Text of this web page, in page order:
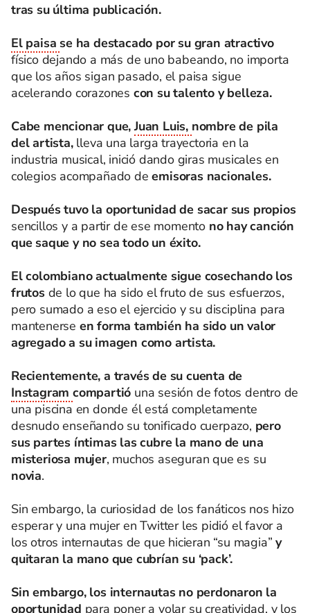
tras su última publicación.
El paisa se ha destacado por su gran atractivo
físico dejando a más de uno babeando, no importa
que los años sigan pasado, el paisa sigue
acelerando corazones con su talento y belleza.
Cabe mencionar que,Juan Luis, nombre de pila
del artista,lleva una larga trayectoria en la
industria musical, inició dando giras musicales en
colegios acompañado deemisoras nacionales.
Después tuvo la oportunidad de sacar sus propios
sencillos y a partir de ese momento no hay canción
que saque y no sea todo un éxito.
El colombiano actualmente sigue cosechando los
frutos de lo que ha sido el fruto de sus esfuerzos,
pero sumado a eso el ejercicio y su disciplina para
mantenerse en forma también ha sido un valor
agregado a su imagen como artista.
Recientemente, a través de su cuenta de
Instagramcompartió una sesión de fotos dentro de
una piscina en donde él está completamente
desnudo enseñando su tonificado cuerpazo, pero
sus partes íntimas las cubre la mano de una
misteriosa mujer, muchos aseguran que es su
novia.
Sin embargo, la curiosidad de los fanáticos nos hizo
esperar y una mujer en Twitter les pidió el favor a
los otros internautas de que hicieran “su magia”y
quitaran la mano que cubrían su ‘pack’.
Sin embargo, los internautas no perdonaron la
oportunidad para poner a volar su creatividad, y los